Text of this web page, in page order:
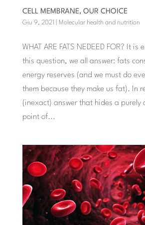
CELL MEMBRANE, OUR CHOICE
Giu 9, 2021 Molecular health and nutrition
WHAT ARE FATS NEDEED FOR? It
this question, we all answer: fats
energy reserves (and we must do
them because they make us fat). In
(inexact) answer that hides a purely
point of...